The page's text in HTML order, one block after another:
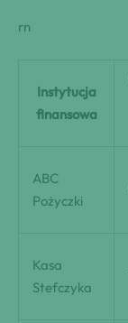
rn
Instytucja
finansowa
ABC
Pożyczki
Kasa
Stefczyka